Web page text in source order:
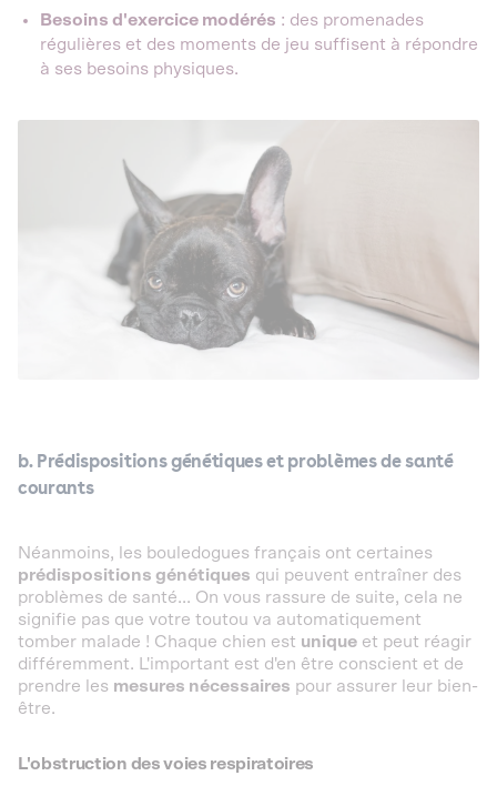
Besoins d'exercice modérés : des promenades
régulières et des moments de jeu suffisent à répondre
à ses besoins physiques.
b. Prédispositions génétiques et problèmes de santé
courants
Néanmoins, les bouledogues français ont certaines
prédispositions génétiques qui peuvent entraîner des
problèmes de santé... On vous rassure de suite, cela ne
signifie pas que votre toutou va automatiquement
tomber malade ! Chaque chien est unique et peut réagir
différemment. L'important est d'en être conscient et de
prendre les mesures nécessaires pour assurer leur bien-
être.
L'obstruction des voies respiratoires